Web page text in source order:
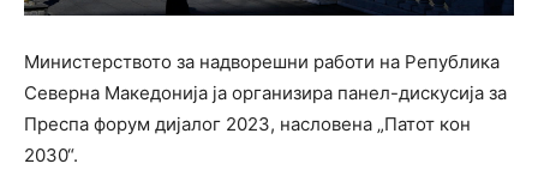
Министерството за надворешни работи на Република
Северна Македонија ја организира панел-дискусија за
Преспа форум дијалог 2023, насловена „Патот кон
2030“.